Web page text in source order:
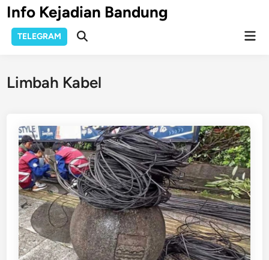
Skip
to
content
Info Kejadian Bandung
TELEGRAM
Open
Limbah Kabel